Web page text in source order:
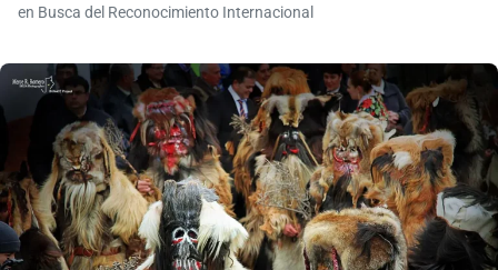
en Busca del Reconocimiento Internacional